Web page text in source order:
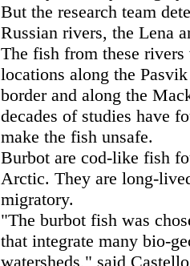
But the research team
Russian rivers, the Lena
The fish from these
locations along the
border and along the
decades of studies have
make the fish unsafe.
Burbot are cod-like fish
Arctic. They are long-
migratory.
"The burbot fish was
that integrate many bio-
watersheds," said